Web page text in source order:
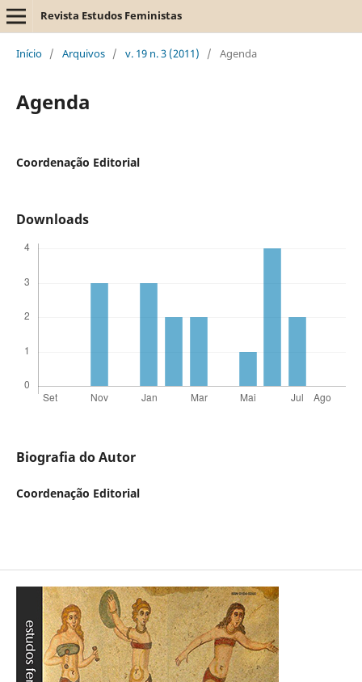
Revista Estudos Feministas
Início / Arquivos / v. 19 n. 3 (2011) / Agenda
Agenda
Coordenação Editorial
Downloads
Biografia do Autor
Coordenação Editorial